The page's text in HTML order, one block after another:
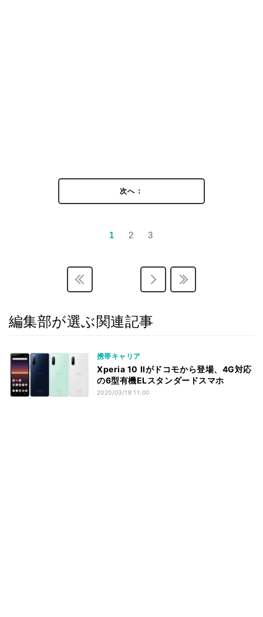
次へ：
1 2 3
編集部が選ぶ関連記事
携帯キャリア
Xperia 10 IIがドコモから登場、4G対応
の6型有機ELスタンダードスマホ
2020/03/18 11:00